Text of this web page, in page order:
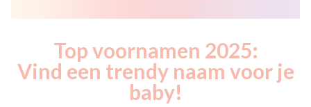
Top voornamen 2025:
Vind een trendy naam voor je
baby!